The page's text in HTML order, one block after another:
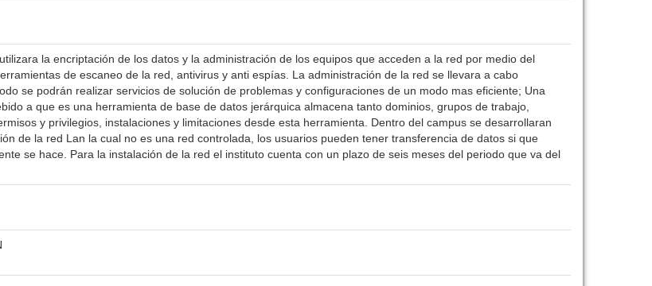
la encriptación de los datos y la administración de los equipos que acceden a la red por medio del
de escaneo de la red, antivirus y anti espías. La administración de la red se llevara a cabo
se podrán realizar servicios de solución de problemas y configuraciones de un modo mas eficiente; Una
a que es una herramienta de base de datos jerárquica almacena tanto dominios, grupos de trabajo,
y privilegios, instalaciones y limitaciones desde esta herramienta. Dentro del campus se desarrollaran
de la red Lan la cual no es una red controlada, los usuarios pueden tener transferencia de datos si que
se hace. Para la instalación de la red el instituto cuenta con un plazo de seis meses del periodo que va del